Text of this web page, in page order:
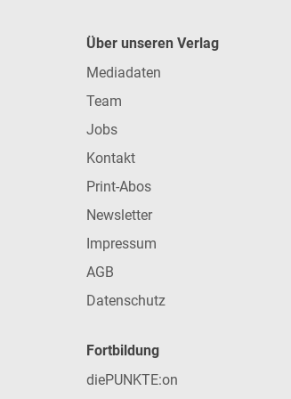
Über unseren Verlag
Mediadaten
Team
Jobs
Kontakt
Print-Abos
Newsletter
Impressum
AGB
Datenschutz
Fortbildung
diePUNKTE:on